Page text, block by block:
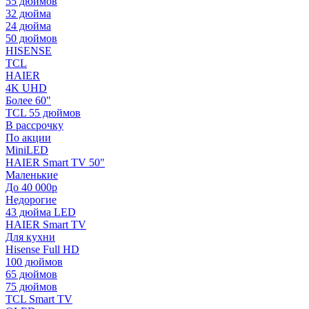
32 дюйма
24 дюйма
50 дюймов
HISENSE
TCL
HAIER
4K UHD
Более 60"
TCL 55 дюймов
В рассрочку
По акции
MiniLED
HAIER Smart TV 50"
Маленькие
До 40 000р
Недорогие
43 дюйма LED
HAIER Smart TV
Для кухни
Hisense Full HD
100 дюймов
65 дюймов
75 дюймов
TCL Smart TV